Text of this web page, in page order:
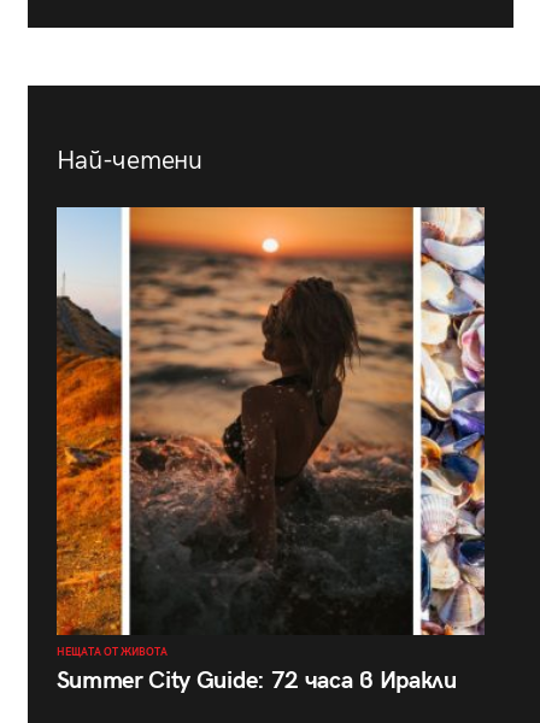
Най-четени
НЕЩАТА ОТ ЖИВОТА
Summer City Guide: 72 часа в Иракли